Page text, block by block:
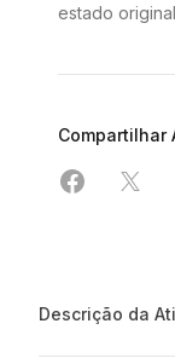
estado
Compartilhar
Descrição da